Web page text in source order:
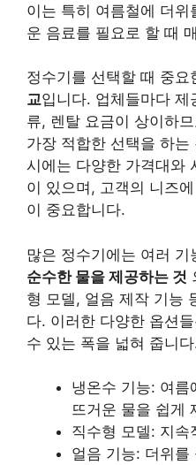
이는 특히 여름철에 더
운 음료를 필요로 할 때
정수기를 선택할 때 중요
교입니다. 업체들마다
류, 렌탈 요금이 상이하
가장 적합한 선택을 하
시에는 다양한 가격대와
이 있으며, 고객의 니즈
이 중요합니다.
많은 정수기에는 여러
순수한 물을 제공하는 것
형 모델, 얼음 제작 기능
다. 이러한 다양한 옵션
수 있는 폭을 넓혀 줍니
냉온수 기능: 여름
뜨거운 물을 쉽게
직수형 모델: 지속
얼음 기능: 더위를